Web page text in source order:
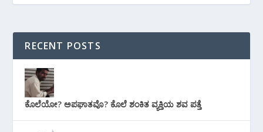
RECENT POSTS
ಕೊಲೆಯೋ? ಅಪಘಾತವೊ? ಕೊಲೆ ಶಂಕಿತ ವ್ಯಕ್ತಿಯ ಶವ ಪತ್ತೆ